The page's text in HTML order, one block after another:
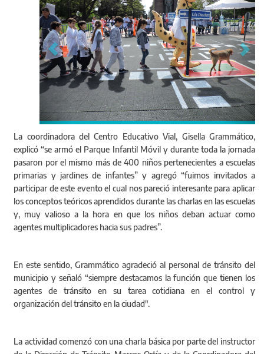
La coordinadora del Centro Educativo Vial, Gisella Grammático,
explicó “se armó el Parque Infantil Móvil y durante toda la jornada
pasaron por el mismo más de 400 niños pertenecientes a escuelas
primarias y jardines de infantes” y agregó “fuimos invitados a
participar de este evento el cual nos pareció interesante para aplicar
los conceptos teóricos aprendidos durante las charlas en las escuelas
y, muy valioso a la hora en que los niños deban actuar como
agentes multiplicadores hacia sus padres”.
En este sentido, Grammático agradeció al personal de tránsito del
municipio y señaló “siempre destacamos la función que tienen los
agentes de tránsito en su tarea cotidiana en el control y
organización del tránsito en la ciudad".
La actividad comenzó con una charla básica por parte del instructor